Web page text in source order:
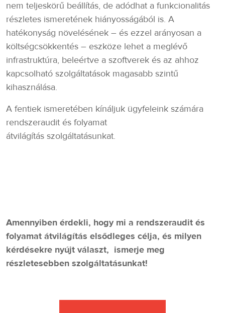
nem teljeskörű beállítás, de adódhat a funkcionalitás
részletes ismeretének hiányosságából is. A
hatékonyság növelésének – és ezzel arányosan a
költségcsökkentés – eszköze lehet a meglévő
infrastruktúra, beleértve a szoftverek és az ahhoz
kapcsolható szolgáltatások magasabb szintű
kihasználása.
A fentiek ismeretében kínáljuk ügyfeleink számára
rendszeraudit és folyamat
átvilágítás szolgáltatásunkat.
Amennyiben érdekli, hogy mi a rendszeraudit és
folyamat átvilágítás elsődleges célja, és milyen
kérdésekre nyújt választ, ismerje meg
részletesebben szolgáltatásunkat!